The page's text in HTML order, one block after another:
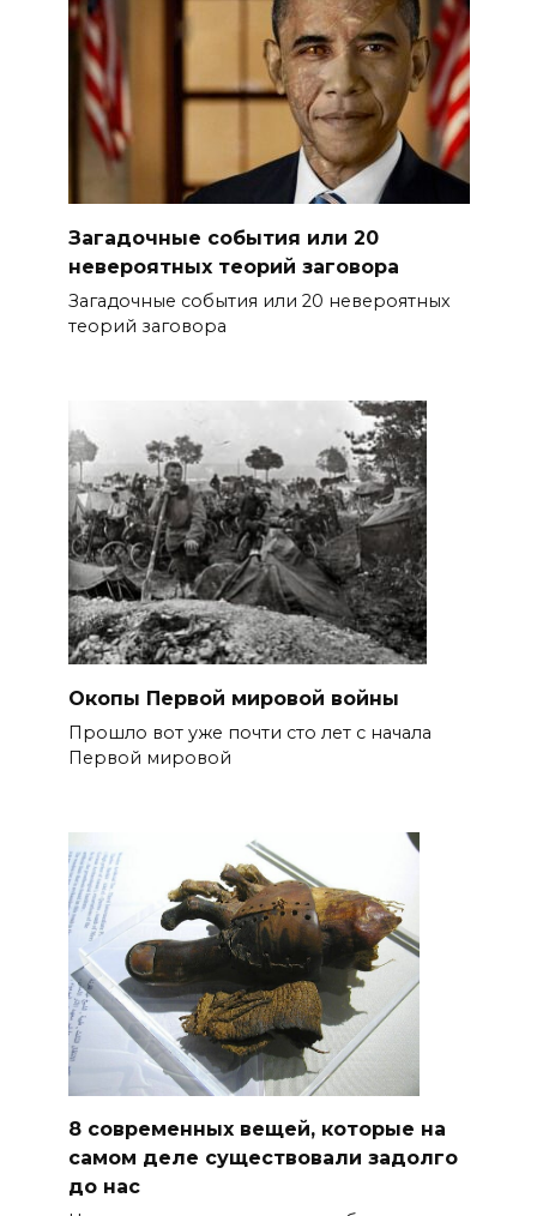
Загадочные события или 20
невероятных теорий заговора
Загадочные события или 20 невероятных
теорий заговора
Окопы Первой мировой войны
Прошло вот уже почти сто лет с начала
Первой мировой
8 современных вещей, которые на
самом деле существовали задолго
до нас